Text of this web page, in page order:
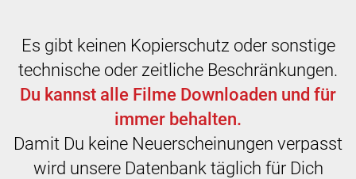
Es gibt keinen Kopierschutz oder sonstige
technische oder zeitliche Beschränkungen.
Du kannst alle Filme Downloaden und für
immer behalten.
Damit Du keine Neuerscheinungen verpasst
wird unsere Datenbank täglich für Dich